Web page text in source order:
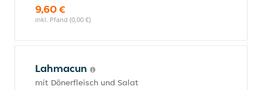
9,60 €
inkl. Pfand (0,00 €)
Lahmacun
mit Dönerfleisch und Salat